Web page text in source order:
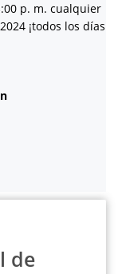
p. m. cualquier
¡todos los días
de